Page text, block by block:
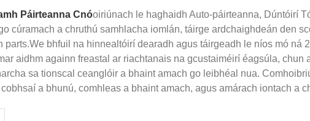
Páirteanna Cnóoiriúnach le haghaidh Auto-páirteanna, Dúntóirí
cúramach a chruthú samhlacha iomlán, táirge ardchaighdeán den
bhfuil na hinnealtóirí dearadh agus táirgeadh le níos mó ná
aidhm againn freastal ar riachtanais na gcustaiméirí éagsúla, chun
sa tionscal ceanglóir a bhaint amach go leibhéal nua.
a bhunú, comhleas a bhaint amach, agus amárach iontach a